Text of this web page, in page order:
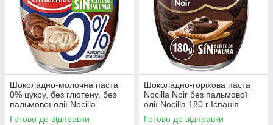
Шоколадно-молочна паста
0% цукру, без глютену, без
пальмової олії Nocilla
Duo190г Іспанія
Готово до відправки
Шоколадно-горіхова паста
Nocilla Noir без пальмової
олії Nocilla 180 г Іспанія
Готово до відправки